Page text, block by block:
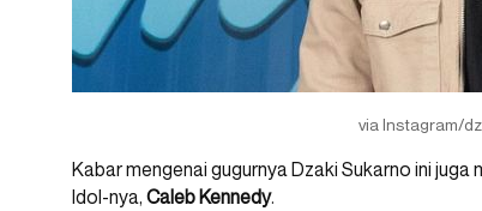
via Instagram/
Kabar mengenai gugurnya Dzaki Sukarno ini
Idol-nya, Caleb Kennedy.